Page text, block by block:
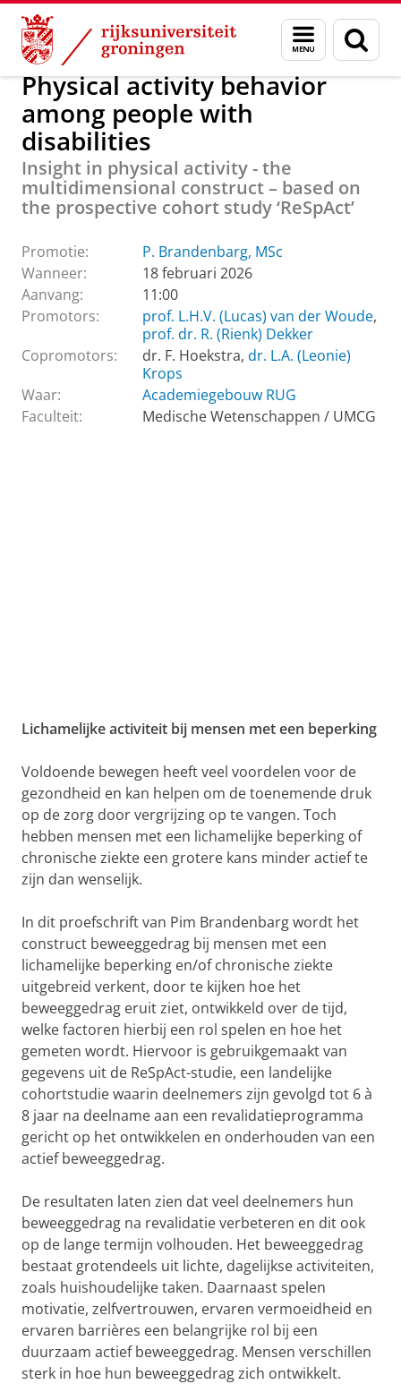
Skip
Content
Skip
Navigation
Menu
en
zoeken
Over ons Actueel Evenementen Promoties
Physical activity behavior
among people with
disabilities
Insight in physical activity - the
multidimensional construct – based on
the prospective cohort study ‘ReSpAct’
Promotie:
P. Brandenbarg, MSc
Wanneer:
18 februari 2026
Aanvang:
11:00
Promotors:
prof. L.H.V. (Lucas) van der Woude,
prof. dr. R. (Rienk) Dekker
Copromotors:
dr. F. Hoekstra, dr. L.A. (Leonie)
Krops
Waar:
Academiegebouw RUG
Faculteit:
Medische Wetenschappen / UMCG
Lichamelijke activiteit bij mensen met een beperking
Voldoende bewegen heeft veel voordelen voor de
gezondheid en kan helpen om de toenemende druk
op de zorg door vergrijzing op te vangen. Toch
hebben mensen met een lichamelijke beperking of
chronische ziekte een grotere kans minder actief te
zijn dan wenselijk.
In dit proefschrift van Pim Brandenbarg wordt het
construct beweeggedrag bij mensen met een
lichamelijke beperking en/of chronische ziekte
uitgebreid verkent, door te kijken hoe het
beweeggedrag eruit ziet, ontwikkeld over de tijd,
welke factoren hierbij een rol spelen en hoe het
gemeten wordt. Hiervoor is gebruikgemaakt van
gegevens uit de ReSpAct-studie, een landelijke
cohortstudie waarin deelnemers zijn gevolgd tot 6 à
8 jaar na deelname aan een revalidatieprogramma
gericht op het ontwikkelen en onderhouden van een
actief beweeggedrag.
De resultaten laten zien dat veel deelnemers hun
beweeggedrag na revalidatie verbeteren en dit ook
op de lange termijn volhouden. Het beweeggedrag
bestaat grotendeels uit lichte, dagelijkse activiteiten,
zoals huishoudelijke taken. Daarnaast spelen
motivatie, zelfvertrouwen, ervaren vermoeidheid en
ervaren barrières een belangrijke rol bij een
duurzaam actief beweeggedrag. Mensen verschillen
sterk in hoe hun beweeggedrag zich ontwikkelt.